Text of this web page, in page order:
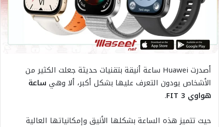
أصدرت Huawei ساعة أنيقة بتقنيات حديثة جعلت الكثير من
الأشخاص يودون التعرف عليها بشكل أكبر، ألا وهي ساعة
هواوي FIT 3
.
حيث تتميز هذه الساعة بشكلها الأنيق وإمكانياتها العالية